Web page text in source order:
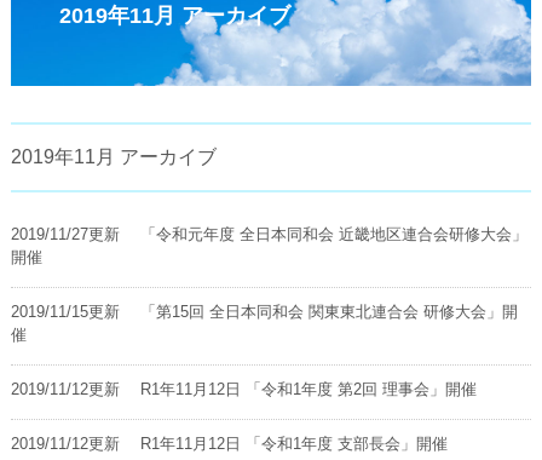
2019年11月 アーカイブ
2019年11月 アーカイブ
2019/11/27更新
「令和元年度 全日本同和会 近畿地区連合会研修大会」
開催
2019/11/15更新
「第15回 全日本同和会 関東東北連合会 研修大会」開
催
2019/11/12更新 R1年11月12日 「令和1年度 第2回 理事会」開催
2019/11/12更新 R1年11月12日 「令和1年度 支部長会」開催